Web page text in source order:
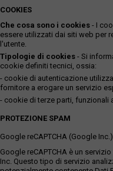
COOKIES
Che cosa sono i cookies - I
essere utilizzati dai siti web per
l'utente.
Tipologie di cookies - Si
cookie definiti tecnici, ossia:
- cookie di autenticazione
fornitore a erogare un servizio
- cookie di terze parti, funzionali
PROTEZIONE SPAM
Google reCAPTCHA (Google Inc.)
Google reCAPTCHA è un
Inc. Questo tipo di servizio